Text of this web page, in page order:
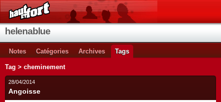
helenablue
Notes Catégories Archives Tags
Tag > cheminement
28/04/2014
Angoisse